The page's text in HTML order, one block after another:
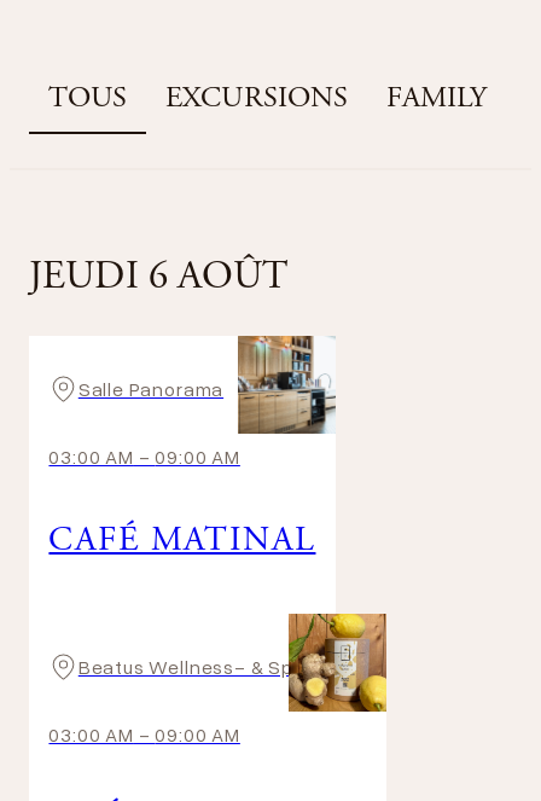
TOUS EXCURSIONS FAMILY
JEUDI 6 AOÛT
Salle Panorama
03:00 AM -09:00 AM
CAFÉ MATINAL
Beatus Wellness- & Spa-Hotel
03:00 AM -09:00 AM